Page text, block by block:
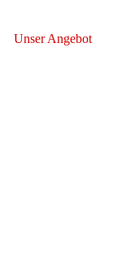
Unser Angebot